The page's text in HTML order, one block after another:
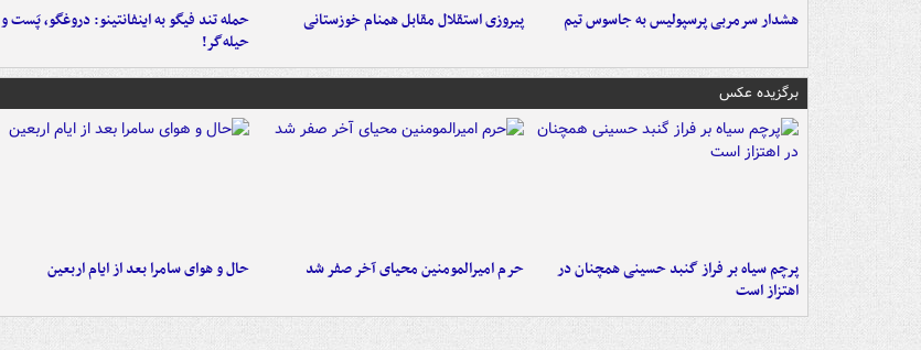
هشدار سرمربی پرسپولیس به جاسوس تیم پیروزی استقلال مقابل همنام خوزستانی
حمله تند فیگو به اینفانتینو: دروغگو، پَست‌ و
حیله‌گر!
برگزیده عکس
پرچم سیاه بر فراز گنبد حسینی همچنان در
اهتزاز است
حرم امیرالمومنین محیای آخر صفر شد حال و هوای سامرا بعد از ایام اربعین